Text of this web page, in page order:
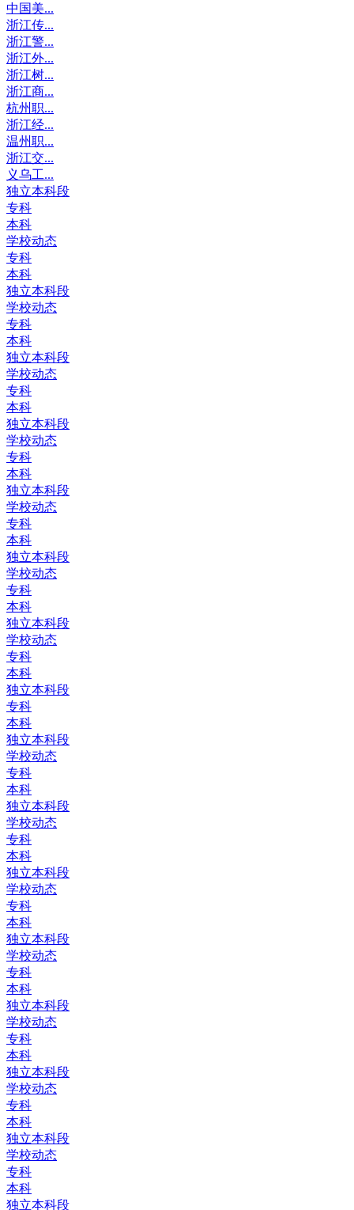
中国美...
浙江传...
浙江警...
浙江外...
浙江树...
浙江商...
杭州职...
浙江经...
温州职...
浙江交...
义乌工...
独立本科段
专科
本科
学校动态
专科
本科
独立本科段
学校动态
专科
本科
独立本科段
学校动态
专科
本科
独立本科段
学校动态
专科
本科
独立本科段
学校动态
专科
本科
独立本科段
学校动态
专科
本科
独立本科段
学校动态
专科
本科
独立本科段
专科
本科
独立本科段
学校动态
专科
本科
独立本科段
学校动态
专科
本科
独立本科段
学校动态
专科
本科
独立本科段
学校动态
专科
本科
独立本科段
学校动态
专科
本科
独立本科段
学校动态
专科
本科
独立本科段
学校动态
专科
本科
独立本科段